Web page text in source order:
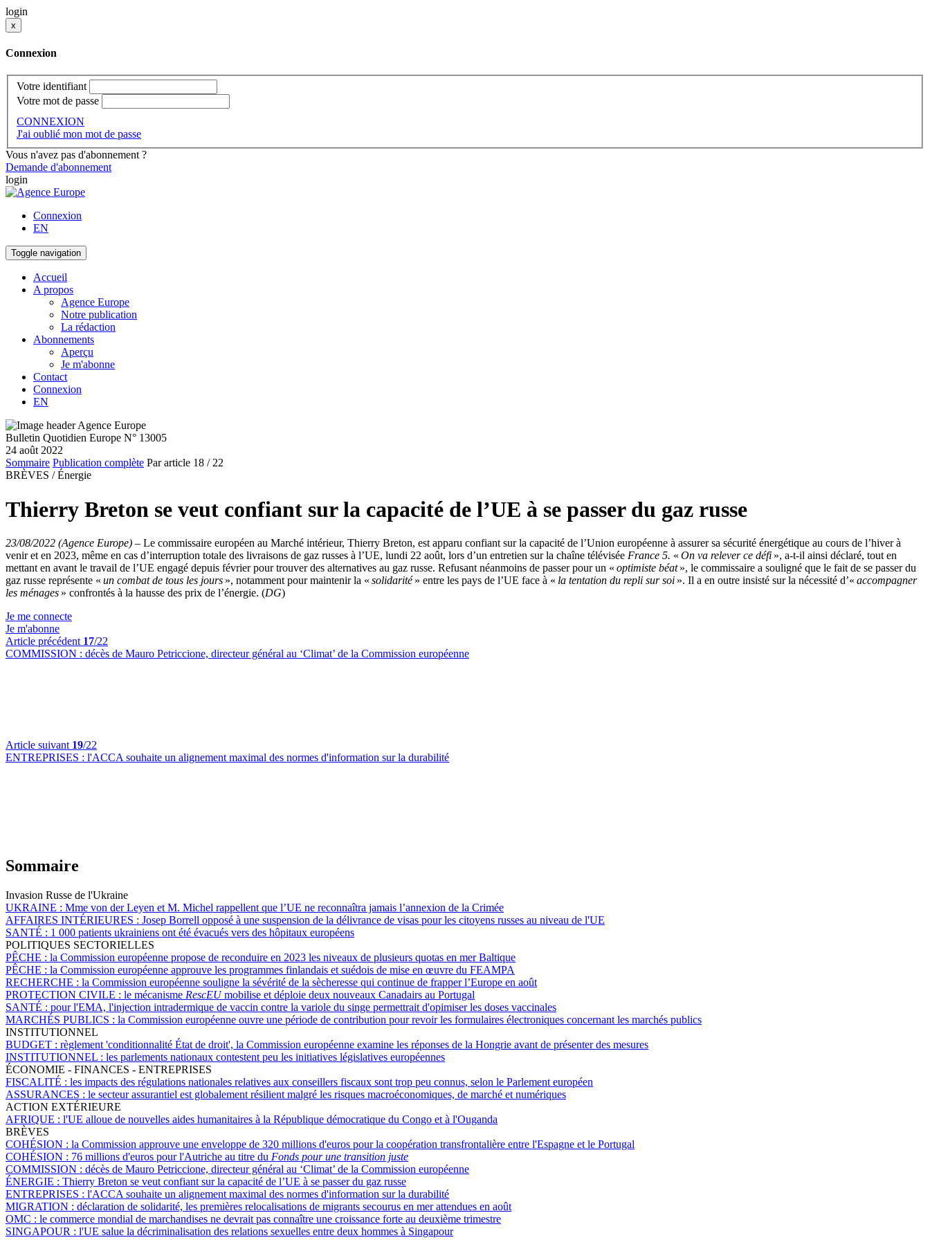
login
x
Connexion
Votre identifiant
Votre mot de passe
CONNEXION
J'ai oublié mon mot de passe
Vous n'avez pas d'abonnement ?
Demande d'abonnement
login
Connexion
EN
Toggle navigation
Accueil
A propos
Agence Europe
Notre publication
La rédaction
Abonnements
Aperçu
Je m'abonne
Contact
Connexion
EN
Bulletin Quotidien Europe N° 13005
24 août 2022
Sommaire Publication complète Par article 18 / 22
BRÈVES / Énergie
Thierry Breton se veut confiant sur la capacité de l’UE à se passer du gaz russe
23/08/2022 (Agence Europe) – Le commissaire européen au Marché intérieur, Thierry Breton, est apparu confiant sur la capacité de l’Union européenne à assurer sa sécurité énergétique au cours de l’hiver à
venir et en 2023, même en cas d’interruption totale des livraisons de gaz russes à l’UE, lundi 22 août, lors d’un entretien sur la chaîne télévisée France 5. « On va relever ce défi », a-t-il ainsi déclaré, tout en
mettant en avant le travail de l’UE engagé depuis février pour trouver des alternatives au gaz russe. Refusant néanmoins de passer pour un « optimiste béat», le commissaire a souligné que le fait de se passer du
gaz russe représente « un combat de tous les jours », notamment pour maintenir la « solidarité» entre les pays de l’UE face à « la tentation du repli sur soi ». Il a en outre insisté sur la nécessité d’« accompagner
les ménages » confrontés à la hausse des prix de l’énergie. (DG)
Je me connecte
Je m'abonne
Article précédent 17/22
COMMISSION : décès de Mauro Petriccione, directeur général au ‘Climat’ de la Commission européenne
Article suivant 19/22
ENTREPRISES : l'ACCA souhaite un alignement maximal des normes d'information sur la durabilité
Sommaire
Invasion Russe de l'Ukraine
UKRAINE : Mme von der Leyen et M. Michel rappellent que l’UE ne reconnaîtra jamais l’annexion de la Crimée
AFFAIRES INTÉRIEURES : Josep Borrell opposé à une suspension de la délivrance de visas pour les citoyens russes au niveau de l'UE
SANTÉ : 1 000 patients ukrainiens ont été évacués vers des hôpitaux européens
POLITIQUES SECTORIELLES
PÊCHE : la Commission européenne propose de reconduire en 2023 les niveaux de plusieurs quotas en mer Baltique
PÊCHE : la Commission européenne approuve les programmes finlandais et suédois de mise en œuvre du FEAMPA
RECHERCHE : la Commission européenne souligne la sévérité de la sècheresse qui continue de frapper l’Europe en août
PROTECTION CIVILE : le mécanisme RescEUmobilise et déploie deux nouveaux Canadairs au Portugal
SANTÉ : pour l'EMA, l'injection intradermique de vaccin contre la variole du singe permettrait d'opimiser les doses vaccinales
MARCHÉS PUBLICS : la Commission européenne ouvre une période de contribution pour revoir les formulaires électroniques concernant les marchés publics
INSTITUTIONNEL
BUDGET : règlement 'conditionnalité État de droit', la Commission européenne examine les réponses de la Hongrie avant de présenter des mesures
INSTITUTIONNEL : les parlements nationaux contestent peu les initiatives législatives européennes
ÉCONOMIE - FINANCES - ENTREPRISES
FISCALITÉ : les impacts des régulations nationales relatives aux conseillers fiscaux sont trop peu connus, selon le Parlement européen
ASSURANCES : le secteur assurantiel est globalement résilient malgré les risques macroéconomiques, de marché et numériques
ACTION EXTÉRIEURE
AFRIQUE : l'UE alloue de nouvelles aides humanitaires à la République démocratique du Congo et à l'Ouganda
BRÈVES
COHÉSION : la Commission approuve une enveloppe de 320 millions d'euros pour la coopération transfrontalière entre l'Espagne et le Portugal
COHÉSION : 76 millions d'euros pour l'Autriche au titre du Fonds pour une transition juste
COMMISSION : décès de Mauro Petriccione, directeur général au ‘Climat’ de la Commission européenne
ÉNERGIE : Thierry Breton se veut confiant sur la capacité de l’UE à se passer du gaz russe
ENTREPRISES : l'ACCA souhaite un alignement maximal des normes d'information sur la durabilité
MIGRATION : déclaration de solidarité, les premières relocalisations de migrants secourus en mer attendues en août
OMC : le commerce mondial de marchandises ne devrait pas connaître une croissance forte au deuxième trimestre
SINGAPOUR : l'UE salue la décriminalisation des relations sexuelles entre deux hommes à Singapour